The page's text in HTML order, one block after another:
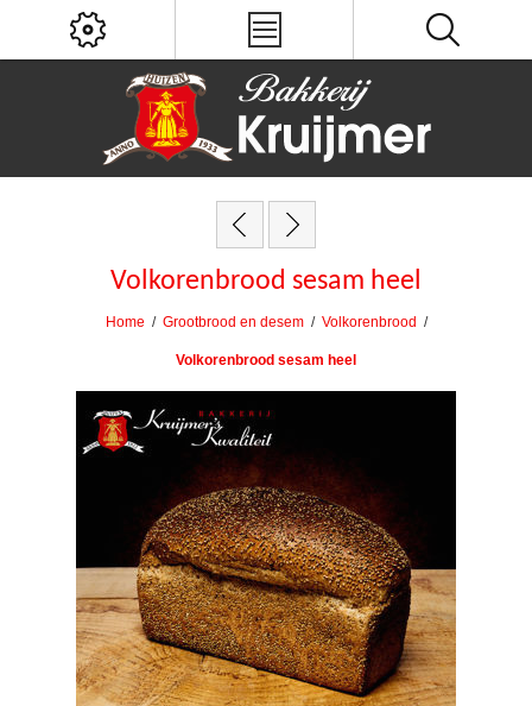
Volkorenbrood sesam heel
Home / Grootbrood en desem / Volkorenbrood /
Volkorenbrood sesam heel